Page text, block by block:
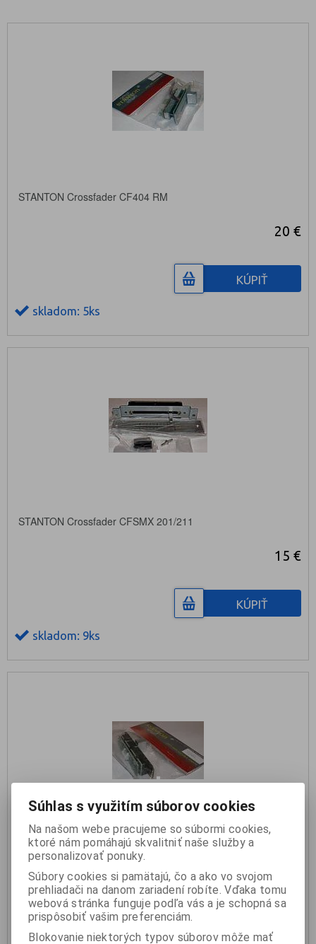
STANTON Crossfader CF404 RM
20 €
KÚPIŤ
skladom: 5ks
STANTON Crossfader CFSMX 201/211
15 €
KÚPIŤ
skladom: 9ks
STANTON Crossfader CFSK6
Súhlas s využitím súborov cookies
Na našom webe pracujeme so súbormi cookies,
ktoré nám pomáhajú skvalitniť naše služby a
personalizovať ponuky.
Súbory cookies si pamätajú, čo a ako vo svojom
prehliadači na danom zariadení robíte. Vďaka tomu
webová stránka funguje podľa vás a je schopná sa
prispôsobiť vašim preferenciám.
Blokovanie niektorých typov súborov môže mať